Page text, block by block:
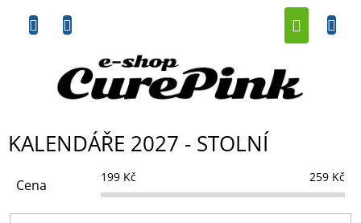
obsah
KALENDÁŘE 2027 - STOLNÍ
Cena 199 Kč 259 Kč